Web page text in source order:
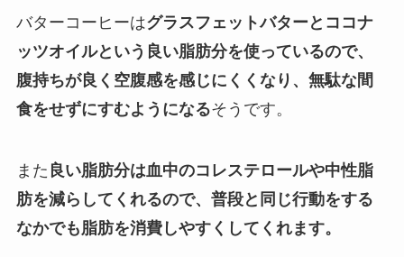
バターコーヒーはグラスフェットバターとココナ
ッツオイルという良い脂肪分を使っているので、
腹持ちが良く空腹感を感じにくくなり、無駄な間
食をせずにすむようになるそうです。
また 良い脂肪分は血中のコレステロールや中性脂
肪を減らしてくれるので、普段と同じ行動をする
なかでも脂肪を消費しやすくしてくれます。